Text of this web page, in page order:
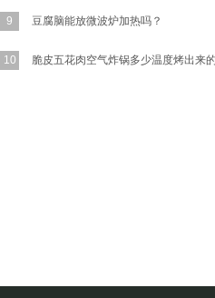
9 豆腐脑能放微波炉加热吗？
10